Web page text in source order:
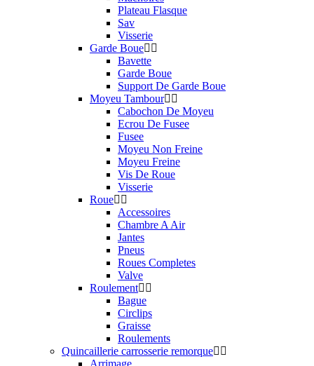
Plateau Flasque
Sav
Visserie
Garde Boue
Bavette
Garde Boue
Support De Garde Boue
Moyeu Tambour
Cabochon De Moyeu
Ecrou De Fusee
Fusee
Moyeu Non Freine
Moyeu Freine
Vis De Roue
Visserie
Roue
Accessoires
Chambre A Air
Jantes
Pneus
Roues Completes
Valve
Roulement
Bague
Circlips
Graisse
Roulements
Quincaillerie carrosserie remorque
Arrimage